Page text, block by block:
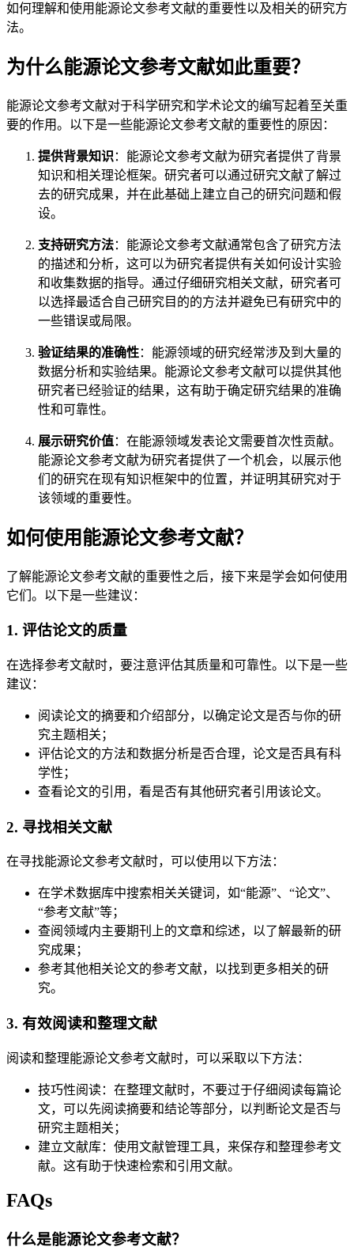
如何理解和使用能源论文参考文献的重要性以及相关的研究方
法。
为什么能源论文参考文献如此重要？
能源论文参考文献对于科学研究和学术论文的编写起着至关重
要的作用。以下是一些能源论文参考文献的重要性的原因：
提供背景知识 ：能源论文参考文献为研究者提供了背景
知识和相关理论框架。研究者可以通过研究文献了解过
去的研究成果，并在此基础上建立自己的研究问题和假
设。
支持研究方法：能源论文参考文献通常包含了研究方法
的描述和分析，这可以为研究者提供有关如何设计实验
和收集数据的指导。通过仔细研究相关文献，研究者可
以选择最适合自己研究目的的方法并避免已有研究中的
一些错误或局限。
验证结果的准确性：能源领域的研究经常涉及到大量的
数据分析和实验结果。能源论文参考文献可以提供其他
研究者已经验证的结果，这有助于确定研究结果的准确
性和可靠性。
展示研究价值：在能源领域发表论文需要首次性贡献。
能源论文参考文献为研究者提供了一个机会，以展示他
们的研究在现有知识框架中的位置，并证明其研究对于
该领域的重要性。
如何使用能源论文参考文献？
了解能源论文参考文献的重要性之后，接下来是学会如何使用
它们。以下是一些建议：
1. 评估论文的质量
在选择参考文献时，要注意评估其质量和可靠性。以下是一些
建议：
阅读论文的摘要和介绍部分，以确定论文是否与你的研
究主题相关；
评估论文的方法和数据分析是否合理，论文是否具有科
学性；
查看论文的引用，看是否有其他研究者引用该论文。
2. 寻找相关文献
在寻找能源论文参考文献时，可以使用以下方法：
在学术数据库中搜索相关关键词，如“能源”、“论文”、
“参考文献”等；
查阅领域内主要期刊上的文章和综述，以了解最新的研
究成果；
参考其他相关论文的参考文献，以找到更多相关的研
究。
3. 有效阅读和整理文献
阅读和整理能源论文参考文献时，可以采取以下方法：
技巧性阅读：在整理文献时，不要过于仔细阅读每篇论
文，可以先阅读摘要和结论等部分，以判断论文是否与
研究主题相关；
建立文献库：使用文献管理工具，来保存和整理参考文
献。这有助于快速检索和引用文献。
FAQs
什么是能源论文参考文献？